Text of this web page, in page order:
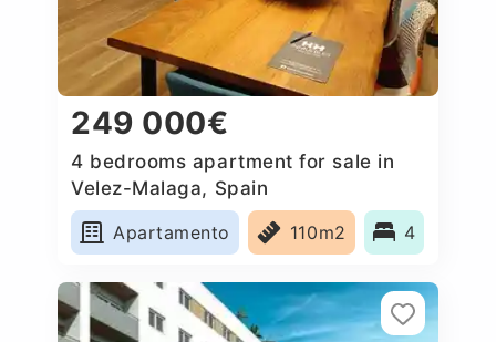
249 000€
4 bedrooms apartment for sale in
Velez-Malaga, Spain
Apartamento
110m2 4